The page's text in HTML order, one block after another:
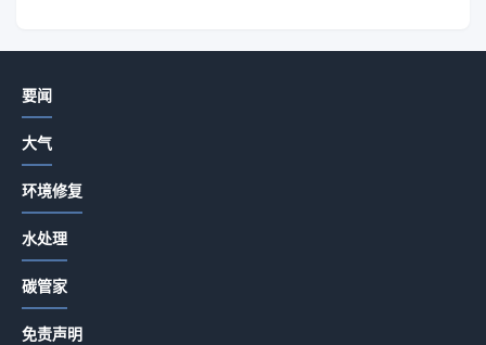
要闻
大气
环境修复
水处理
碳管家
免责声明